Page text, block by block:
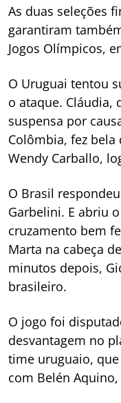
As duas seleções
garantiram
Jogos Olímpicos,
O Uruguai tentou
o ataque. Cláudia,
suspensa por
Colômbia, fez
Wendy Carballo,
O Brasil
Garbelini. E abriu
cruzamento bem
Marta na cabeça
minutos depois,
brasileiro.
O jogo foi
desvantagem no
time uruguaio,
com Belén